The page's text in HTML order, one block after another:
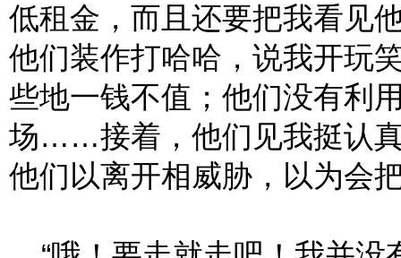
低租金，而且还要把我看见
他们装作打哈哈，说我开玩
些地一钱不值；他们没有利
场……接着，他们见我挺认
他们以离开相威胁，以为会